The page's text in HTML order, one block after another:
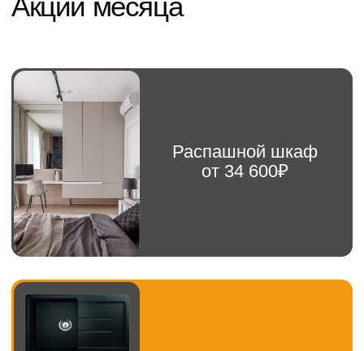
Навигация Каталог
Главная
Кухня
О компании
Шкаф
Новости
Рабочая зона
Контакты
Гардеробная
Детская мебель